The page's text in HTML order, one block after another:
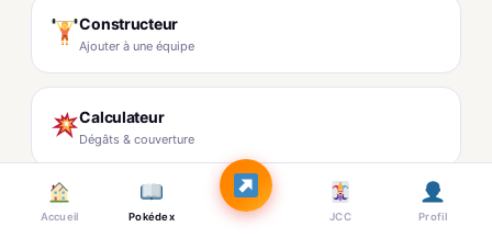
Constructeur
Ajouter à une équipe
Calculateur
Dégâts & couverture
Tracker Shiny
Accueil Pokédex JCC Profil